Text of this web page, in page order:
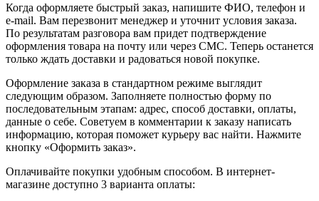
Когда оформляете быстрый заказ, напишите ФИО, телефон и
e-mail. Вам перезвонит менеджер и уточнит условия заказа.
По результатам разговора вам придет подтверждение
оформления товара на почту или через СМС. Теперь останется
только ждать доставки и радоваться новой покупке.
Оформление заказа в стандартном режиме выглядит
следующим образом. Заполняете полностью форму по
последовательным этапам: адрес, способ доставки, оплаты,
данные о себе. Советуем в комментарии к заказу написать
информацию, которая поможет курьеру вас найти. Нажмите
кнопку «Оформить заказ».
Оплачивайте покупки удобным способом. В интернет-
магазине доступно 3 варианта оплаты: